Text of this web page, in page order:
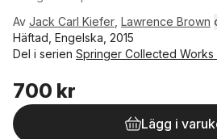
Av Jack Carl Kiefer Lawrence Brown
Häftad, Engelska, 2015
Del i serien Springer Collected Works
700 kr
Lägg i